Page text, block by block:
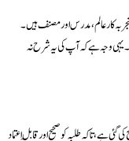
کار عالم، مدرس اور مصنف ہیں۔
یہی وجہ ہے کہ آپ کی یہ شرح نہ
ہے، تاکہ طلبہ کو صحیح اور قابلِ اعتماد